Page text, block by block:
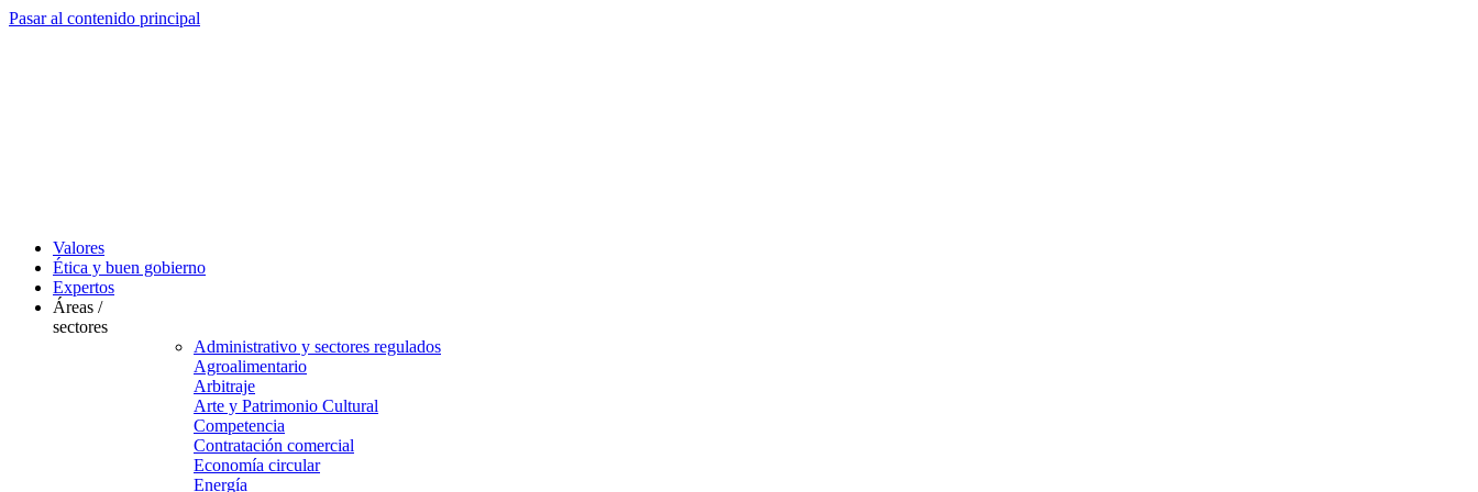
Pasar al contenido principal
Valores
Ética y buen gobierno
Expertos
Áreas /
sectores
Administrativo y sectores regulados
Agroalimentario
Arbitraje
Arte y Patrimonio Cultural
Competencia
Contratación comercial
Economía circular
Energía